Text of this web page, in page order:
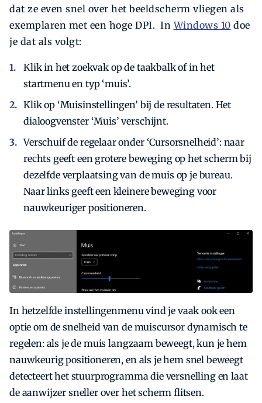
dat ze even snel over het beeldscherm vliegen als
exemplaren met een hoge DPI. InWindows 10 doe
je dat als volgt:
Klik in het zoekvak op de taakbalk of in het
startmenu en typ ‘muis’.
Klik op ‘Muisinstellingen’ bij de resultaten. Het
dialoogvenster ‘Muis’ verschijnt.
Verschuif de regelaar onder ‘Cursorsnelheid’: naar
rechts geeft een grotere beweging op het scherm bij
dezelfde verplaatsing van de muis op je bureau.
Naar links geeft een kleinere beweging voor
nauwkeuriger positioneren.
In hetzelfde instellingenmenu vind je vaak ook een
optie om de snelheid van de muiscur­sor dynamisch te
regelen: als je de muis langzaam beweegt, kun je hem
nauwkeurig positioneren, en als je hem snel beweegt
detecteert het stuurprogramma die versnelling en laat
de aanwijzer sneller over het scherm flitsen.